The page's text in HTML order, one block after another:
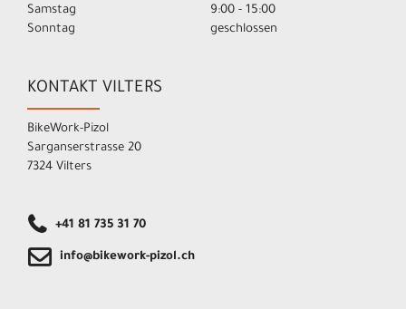
Samstag
9:00 - 15:00
Sonntag
geschlossen
KONTAKT VILTERS
BikeWork-Pizol
Sarganserstrasse 20
7324 Vilters
+41 81 735 31 70
info@bikework-pizol.ch